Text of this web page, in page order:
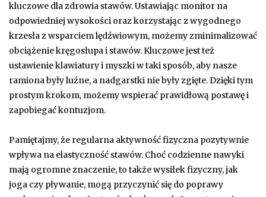
kluczowe dla zdrowia stawów. Ustawiając monitor na
odpowiedniej wysokości oraz korzystając z wygodnego
krzesła z wsparciem lędźwiowym, możemy zminimalizować
obciążenie kręgosłupa i stawów. Kluczowe jest też
ustawienie klawiatury i myszki w taki sposób, aby nasze
ramiona były luźne, a nadgarstki nie były zgięte. Dzięki tym
prostym krokom, możemy wspierać prawidłową postawę i
zapobiegać kontuzjom.
Pamiętajmy, że regularna aktywność fizyczna pozytywnie
wpływa na elastyczność stawów. Choć codzienne nawyki
mają ogromne znaczenie, to także wysiłek fizyczny, jak
joga czy pływanie, mogą przyczynić się do poprawy